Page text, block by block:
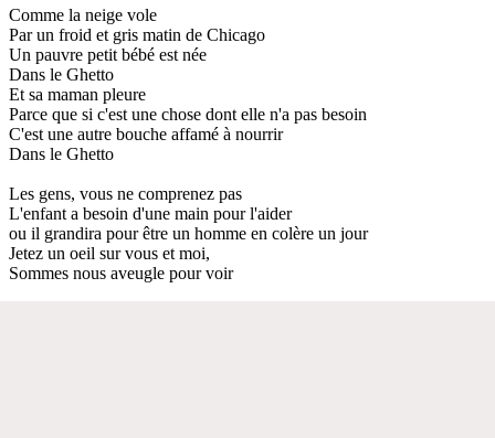
Comme la neige vole
Par un froid et gris matin de Chicago
Un pauvre petit bébé est née
Dans le Ghetto
Et sa maman pleure
Parce que si c'est une chose dont elle n'a pas besoin
C'est une autre bouche affamé à nourrir
Dans le Ghetto
Les gens, vous ne comprenez pas
L'enfant a besoin d'une main pour l'aider
ou il grandira pour être un homme en colère un jour
Jetez un oeil sur vous et moi,
Sommes nous aveugle pour voir